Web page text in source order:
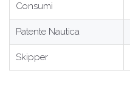
Consumi
Patente Nautica
Skipper